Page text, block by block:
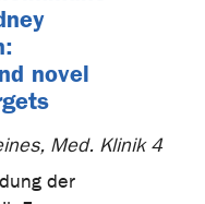
novel
Med. Klinik 4
der